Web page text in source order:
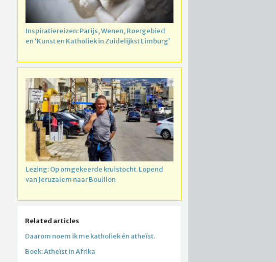
Inspiratiereizen: Parijs, Wenen, Roergebied
en ‘Kunst en Katholiek in Zuidelijkst Limburg’
Lezing: Op omgekeerde kruistocht. Lopend
van Jeruzalem naar Bouillon
Related articles
Daarom noem ik me katholiek én atheïst.
Boek: Atheïst in Afrika